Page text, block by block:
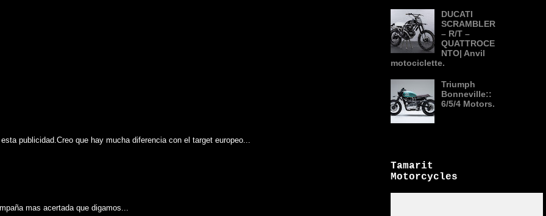
publicidad.Creo que hay mucha diferencia con el target europeo...
mas acertada que digamos...
DUCATI
SCRAMBLER
– R/T –
QUATTROCE
NTO| Anvil
motociclette.
Triumph
Bonneville::
6/5/4 Motors.
Tamarit
Motorcycles